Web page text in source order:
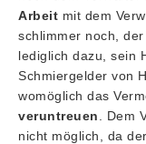
Arbeit mit dem
schlimmer noch,
lediglich dazu, sein
Schmiergelder von
womöglich das
veruntreuen . Dem
nicht möglich, da